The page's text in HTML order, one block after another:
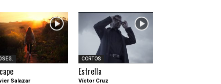
Salazar
CORTOS
Estrella
Víctor Cruz